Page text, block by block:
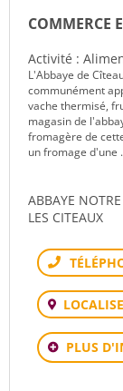
COMMERCE
Activité :
L'Abbaye de
communément
vache thermisé,
magasin de
fromagère de
un fromage d'une
ABBAYE
LES CITEAUX
Téléphone
PLUS